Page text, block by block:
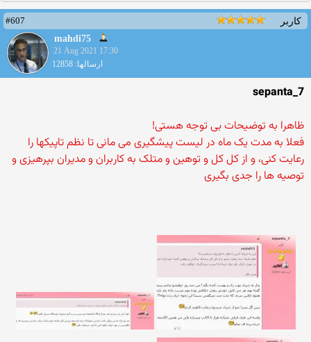
کاربر
#607
mahdi75
21 Aug 2021 17:30
ارسالها: 12858
sepanta_7
ظاهرا به توضیحات بی توجه هستی!
فعلا به مدت یک ماه در لیست پیشگیری می مانی تا نظم تاپیکها را
رعایت کنی، و از کل کل و توهین و متلک به کاربران و مدیران بپرهیزی و
توصیه ها را جدی بگیری